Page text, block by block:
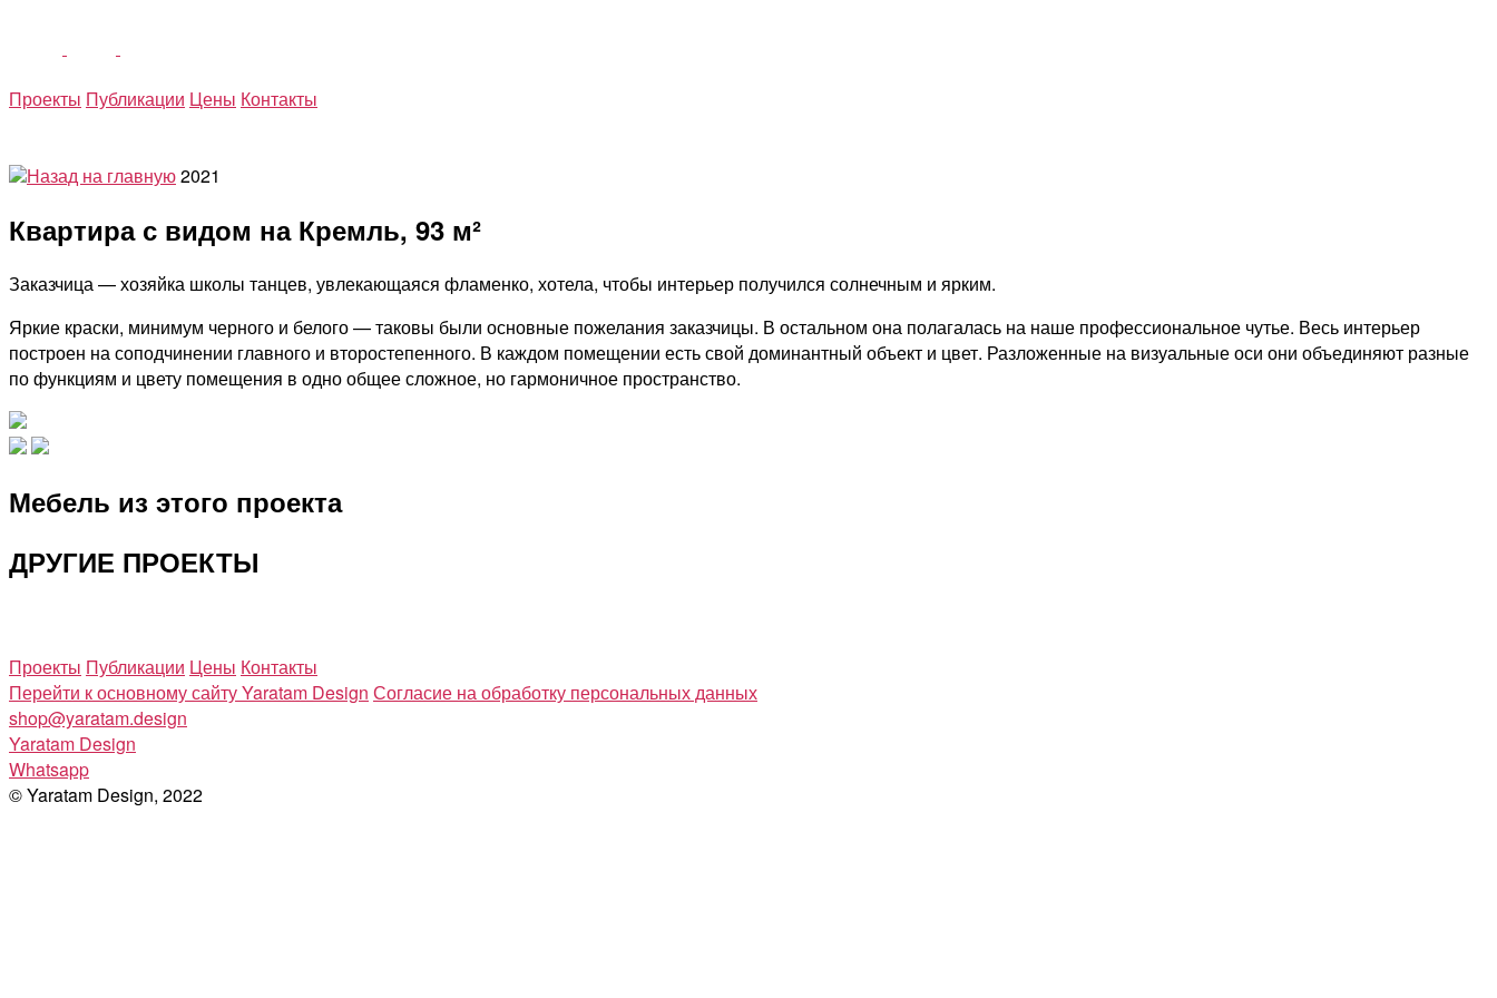
Проекты Публикации Цены Контакты
Назад на главную2021
Квартира с видом на Кремль, 93 м²
Заказчица — хозяйка школы танцев, увлекающаяся фламенко, хотела, чтобы интерьер получился солнечным и ярким.
Яркие краски, минимум черного и белого — таковы были основные пожелания заказчицы. В остальном она полагалась на наше профессиональное чутье. Весь интерьер
построен на соподчинении главного и второстепенного. В каждом помещении есть свой доминантный объект и цвет. Разложенные на визуальные оси они объединяют разные
по функциям и цвету помещения в одно общее сложное, но гармоничное пространство.
Мебель из этого проекта
ДРУГИЕ ПРОЕКТЫ
Проекты Публикации Цены Контакты
Перейти к основному сайту Yaratam Design Согласие на обработку персональных данных
shop@yaratam.design
Yaratam Design
Whatsapp
© Yaratam Design, 2022